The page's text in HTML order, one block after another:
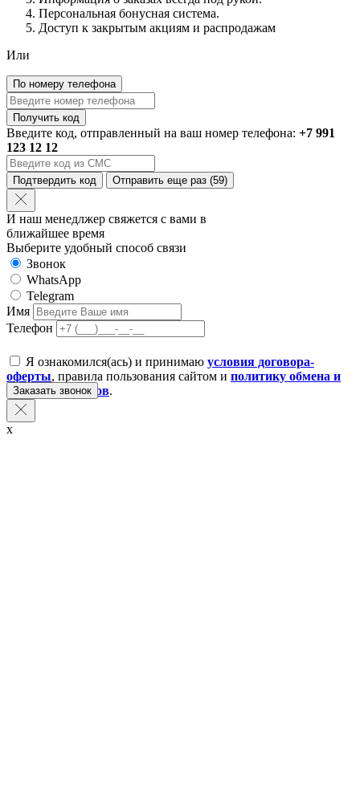
Персональная бонусная система.
Доступ к закрытым акциям и распродажам
Или
По номеру телефона
Получить код
Введите код, отправленный на ваш номер телефона: +7 991
123 12 12
Подтвердить код Отправить еще раз (59)
И наш менедлжер свяжется с вами в
ближайшее время
Выберите удобный способ связи
Звонок
WhatsApp
Telegram
Имя
Телефон
Я ознакомился(ась) и принимаю условия договора-
оферты, правила пользования сайтом и политику обмена и
возврата товаров.
Заказать звонок
x